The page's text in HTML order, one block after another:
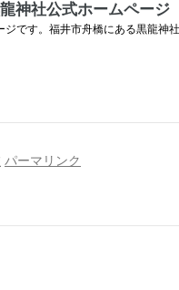
パーマリンク